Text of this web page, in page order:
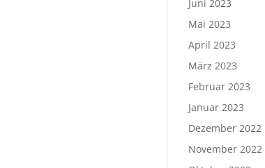
Juni 2023
Mai 2023
April 2023
März 2023
Februar 2023
Januar 2023
Dezember 2022
November 2022